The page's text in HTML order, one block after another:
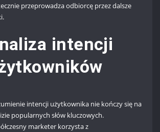
przeprowadza odbiorcę przez dalsze
intencji
intencji użytkownika nie kończy się na
popularnych słów kluczowych.
marketer korzysta z